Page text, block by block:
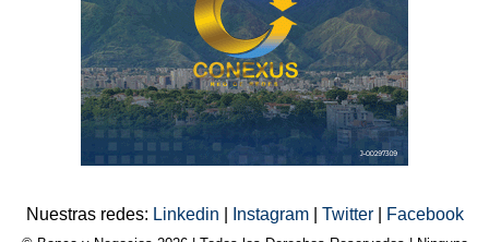
Nuestras redes: Linkedin Instagram Twitter Facebook